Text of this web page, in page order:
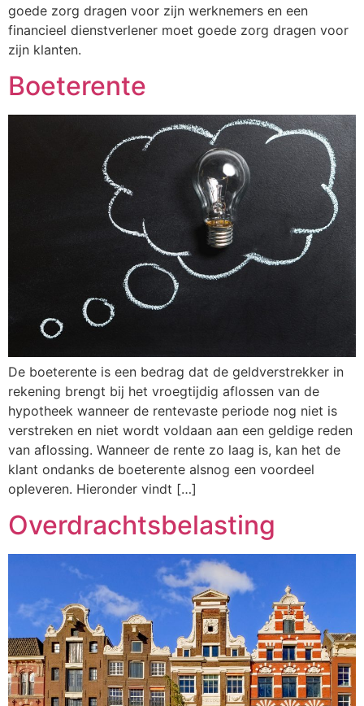
goede zorg dragen voor zijn werknemers en een
financieel dienstverlener moet goede zorg dragen voor
zijn klanten.
Boeterente
De boeterente is een bedrag dat de geldverstrekker in
rekening brengt bij het vroegtijdig aflossen van de
hypotheek wanneer de rentevaste periode nog niet is
verstreken en niet wordt voldaan aan een geldige reden
van aflossing. Wanneer de rente zo laag is, kan het de
klant ondanks de boeterente alsnog een voordeel
opleveren. Hieronder vindt […]
Overdrachtsbelasting